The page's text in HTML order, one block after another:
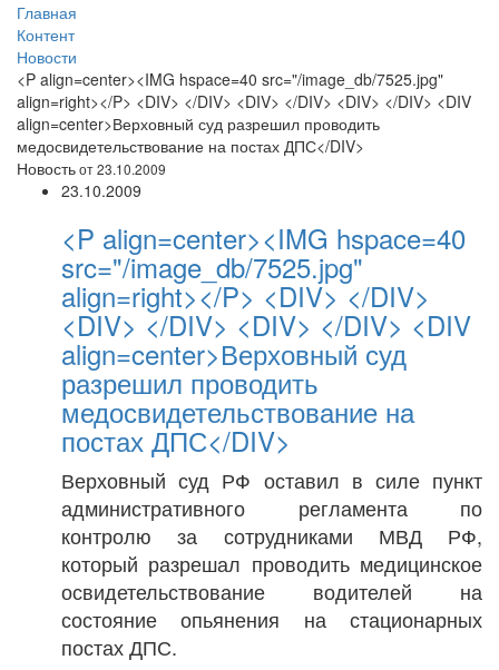
Главная
Контент
Новости
<P align=center><IMG hspace=40 src="/image_db/7525.jpg"
align=right></P> <DIV> </DIV> <DIV> </DIV> <DIV> </DIV> <DIV
align=center>Верховный суд разрешил проводить
медосвидетельствование на постах ДПС</DIV>
Новостьот 23.10.2009
23.10.2009
<P align=center><IMG hspace=40
src="/image_db/7525.jpg"
align=right></P> <DIV> </DIV>
<DIV> </DIV> <DIV> </DIV> <DIV
align=center>Верховный суд
разрешил проводить
медосвидетельствование на
постах ДПС</DIV>
Верховный суд РФ оставил в силе пункт
административного регламента по
контролю за сотрудниками МВД РФ,
который разрешал проводить медицинское
освидетельствование водителей на
состояние опьянения на стационарных
постах ДПС.